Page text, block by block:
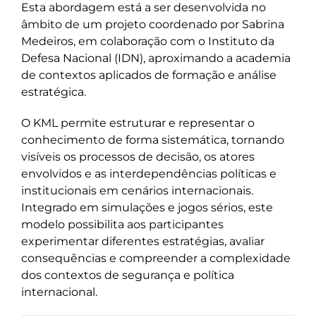
Esta abordagem está a ser desenvolvida no
âmbito de um projeto coordenado por Sabrina
Medeiros, em colaboração com o Instituto da
Defesa Nacional (IDN), aproximando a academia
de contextos aplicados de formação e análise
estratégica.
O KML permite estruturar e representar o
conhecimento de forma sistemática, tornando
visíveis os processos de decisão, os atores
envolvidos e as interdependências políticas e
institucionais em cenários internacionais.
Integrado em simulações e jogos sérios, este
modelo possibilita aos participantes
experimentar diferentes estratégias, avaliar
consequências e compreender a complexidade
dos contextos de segurança e política
internacional.